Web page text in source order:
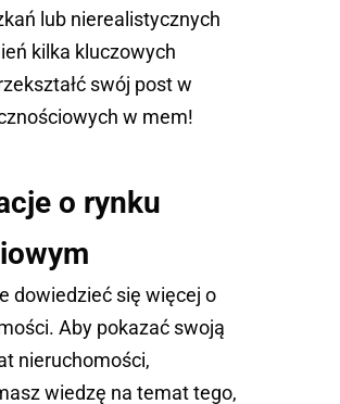
lub nierealistycznych
kilka kluczowych
swój post w
w mem!
o rynku
dowiedzieć się więcej o
Aby pokazać swoją
nieruchomości,
wiedzę na temat tego,